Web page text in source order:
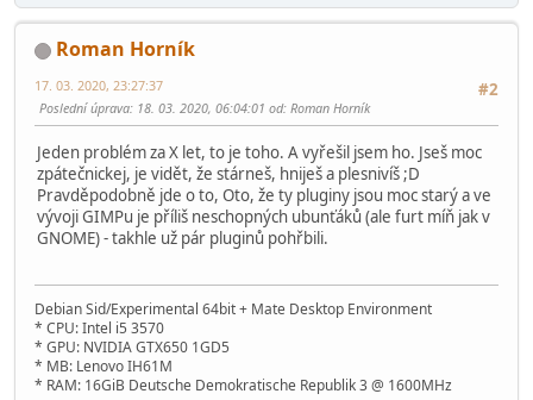
Roman Horník
#2
17. 03. 2020, 23:27:37
Poslední úprava: 18. 03. 2020, 06:04:01 od: Roman Horník
Jeden problém za X let, to je toho. A vyřešil jsem ho. Jseš moc
zpátečnickej, je vidět, že stárneš, hniješ a plesnivíš ;D
Pravděpodobně jde o to, Oto, že ty pluginy jsou moc starý a ve
vývoji GIMPu je příliš neschopných ubunťáků (ale furt míň jak v
GNOME) - takhle už pár pluginů pohřbili.
Debian Sid/Experimental 64bit + Mate Desktop Environment
* CPU: Intel i5 3570
* GPU: NVIDIA GTX650 1GD5
* MB: Lenovo IH61M
* RAM: 16GiB Deutsche Demokratische Republik 3 @ 1600MHz